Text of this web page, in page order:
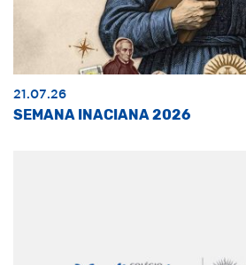
21.07.26
SEMANA INACIANA 2026